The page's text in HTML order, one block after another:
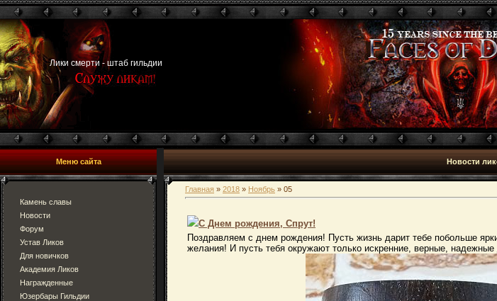
Лики смерти - штаб гильдии
Меню сайта
Камень славы
Новости
Форум
Устав Ликов
Для новичков
Академия Ликов
Награжденные
Юзербары Гильдии
Новости
Главная » 2018 » Ноябрь » 05
С Днем рождения, Спрут!
Поздравляем с днем рождения! Пусть жизнь дарит тебе побольше
желания! И пусть тебя окружают только искренние, верные,